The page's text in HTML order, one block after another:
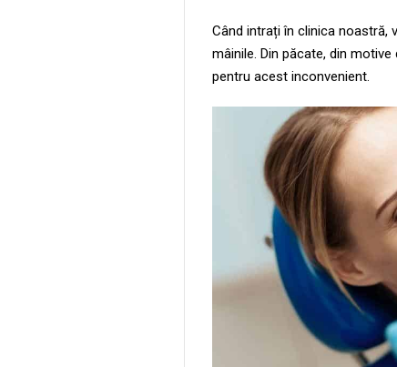
Când intrați în clinica noastră,
mâinile. Din păcate, din
pentru acest inconvenient.